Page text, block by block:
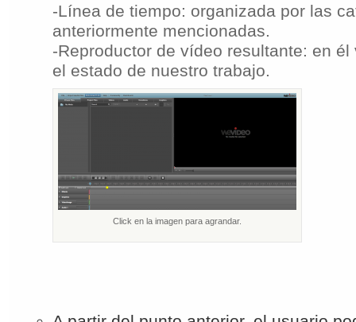
-Línea de tiempo: organizada por las
anteriormente mencionadas.
-Reproductor de vídeo resultante: en
el estado de nuestro trabajo.
Click en la imagen para agrandar.